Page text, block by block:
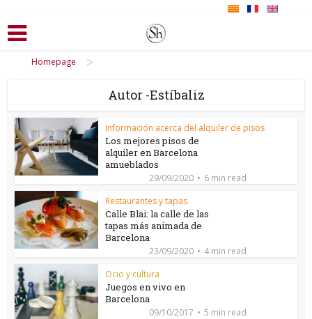
Homepage
>
Autor -Estíbaliz
Información acerca del alquiler de pisos
Los mejores pisos de
alquiler en Barcelona
amueblados
29/09/2020
6 min read
Restaurantes y tapas
Calle Blai: la calle de las
tapas más animada de
Barcelona
23/09/2020
4 min read
Ocio y cultura
Juegos en vivo en
Barcelona
09/10/2017 5 min read